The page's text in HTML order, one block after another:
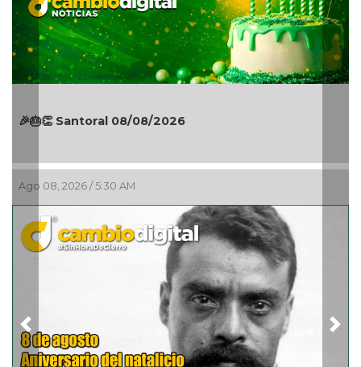
🎉🎂👏 Santoral 08/08/2026
Ago 08, 2026 / 5:30 AM
Previous